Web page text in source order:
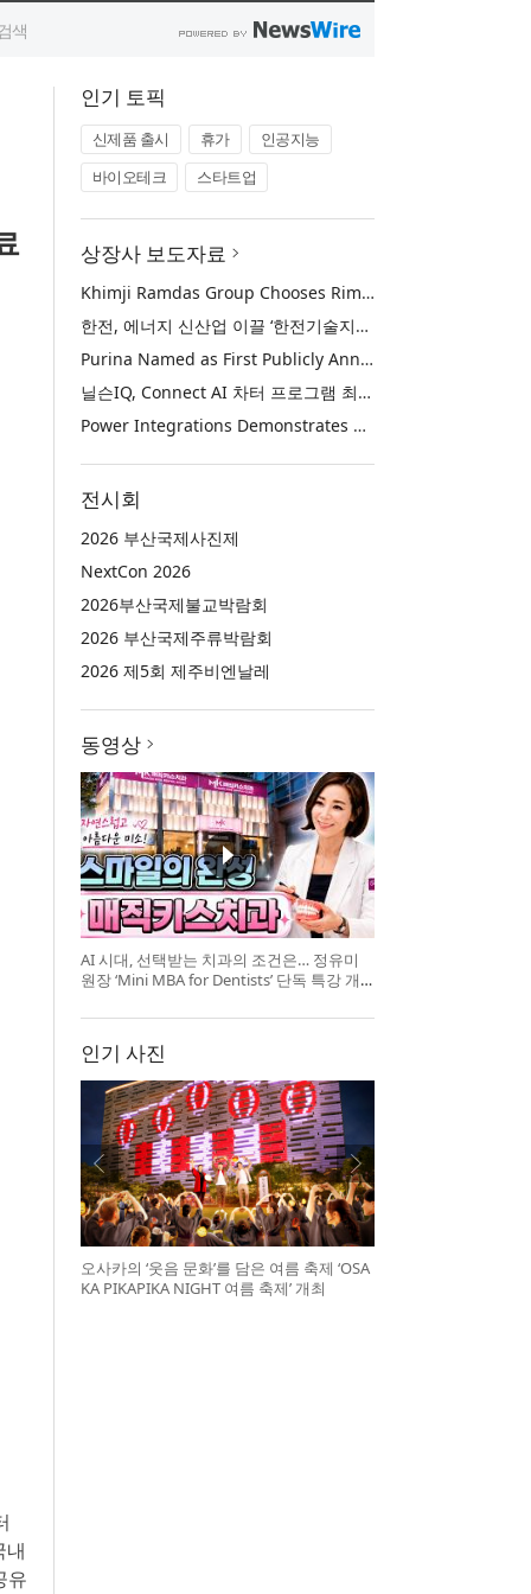
내
유
인기 토픽
신제품 출시 휴가
인공지능
바이오테크
스타트업
상장사 보도자료
Khimji Ramdas Group Chooses Rimini Street to Reduce SAP Support Costs, Protect 700+ Customizations and Reinvest Savings in Innovation
한전, 에너지 신산업 이끌 ‘한전기술지주’ 공식 출범
Purina Named as First Publicly Announced NIQ ConnectAI Charter Client
닐슨IQ, Connect AI 차터 프로그램 최초 고객사 ‘퓨리나’ 선정
Power Integrations Demonstrates World’s First 2200 V GaN Technology for Next-Era High-Voltage Power Systems
전시회
2026 부산국제사진제
NextCon 2026
2026부산국제불교박람회
2026 부산국제주류박람회
2026 제5회 제주비엔날레
동영상
AI 시대, 선택받는 치과의 조건은… 정유미
원장 ‘Mini MBA for Dentists’ 단독 특강 개
인기 사진
오사카의 ‘웃음 문화’를 담은 여름 축제 ‘OSA
KA PIKAPIKA NIGHT 여름 축제’ 개최